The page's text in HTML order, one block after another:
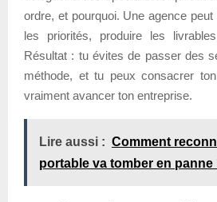
ordre, et pourquoi. Une agence
les priorités, produire les
Résultat : tu évites de passer des
méthode, et tu peux consacrer
vraiment avancer ton entreprise.
Lire aussi : Comment
portable va tomber en panne